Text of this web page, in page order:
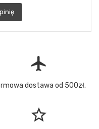
flight
dostawa od 500zł.
star_border